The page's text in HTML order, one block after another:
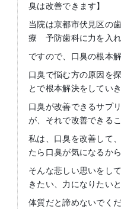
臭は改善できます】
当院は京都市伏見区の
療 予防歯科に力を入
ですので、口臭の根本
口臭で悩む方の原因を
とで根本解決をしていき
口臭が改善できるサプ
が、それで改善できる
私は、口臭を改善して
たら口臭が気になるか
そんな悲しい思いをし
きたい、力になりたい
体質だと諦めないでくだ